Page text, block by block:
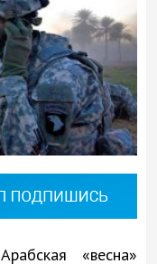
Арабская «весна»